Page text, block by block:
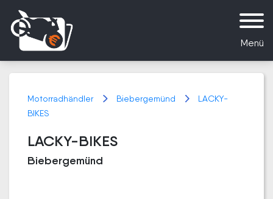
Menü
Motorradhändler Biebergemünd
LACKY-
BIKES
LACKY-BIKES
Biebergemünd